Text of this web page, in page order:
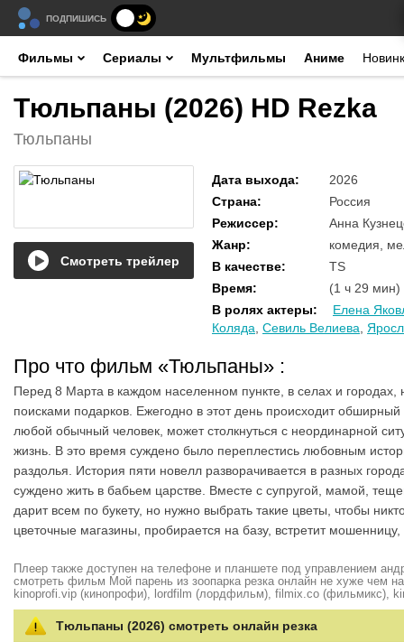
ПОДПИШИСЬ
Фильмы Сериалы Мультфильмы Аниме
Тюльпаны (2026) HD Rezka
Тюльпаны
Смотреть трейлер
Дата выхода:
2026
Страна:
Россия
Режиссер:
Анна
Жанр:
комедия,
В качестве:
TS
Время:
(1 ч 29 мин)
В ролях актеры:
Елена
Коляда Севиль Велиева
Про что фильм «Тюльпаны» :
Перед 8 Марта в каждом населенном пункте, в селах и
поисками подарков. Ежегодно в этот день происходит
любой обычный человек, может столкнуться с неординарной
жизнь. В это время суждено было переплестись любовным
раздолья. История пяти новелл разворачивается в разных
суждено жить в бабьем царстве. Вместе с супругой, мамой,
дарит всем по букету, но нужно выбрать такие цветы, чтобы
цветочные магазины, пробирается на базу, встретит
Плеер также доступен на телефоне и планшете под управлением
смотреть фильм Мой парень из зоопарка резка онлайн не хуже чем
kinoprofi.vip (кинопрофи), lordfilm (лордфильм), filmix.co (фильмикс),
Тюльпаны (2026) смотреть онлайн резка